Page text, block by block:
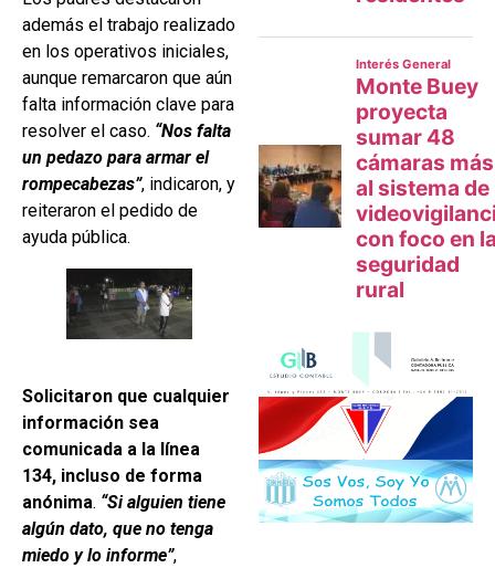
además el trabajo realizado
en los operativos iniciales,
aunque remarcaron que aún
falta información clave para
resolver el caso. “Nos falta
un pedazo para armar el
rompecabezas”, indicaron, y
reiteraron el pedido de
ayuda pública.
Solicitaron que cualquier
información sea
comunicada a la línea
134, incluso de forma
anónima. “Si alguien tiene
algún dato, que no tenga
miedo y lo informe”,